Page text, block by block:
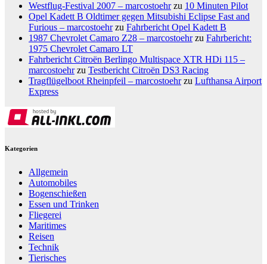
Westflug-Festival 2007 – marcostoehrzu 10 Minuten Pilot
Opel Kadett B Oldtimer gegen Mitsubishi Eclipse Fast and
Furious – marcostoehrzu Fahrbericht Opel Kadett B
1987 Chevrolet Camaro Z28 – marcostoehrzu Fahrbericht:
1975 Chevrolet Camaro LT
Fahrbericht Citroën Berlingo Multispace XTR HDi 115 –
marcostoehrzu Testbericht Citroën DS3 Racing
Tragflügelboot Rheinpfeil – marcostoehrzu Lufthansa Airport
Express
Kategorien
Allgemein
Automobiles
Bogenschießen
Essen und Trinken
Fliegerei
Maritimes
Reisen
Technik
Tierisches